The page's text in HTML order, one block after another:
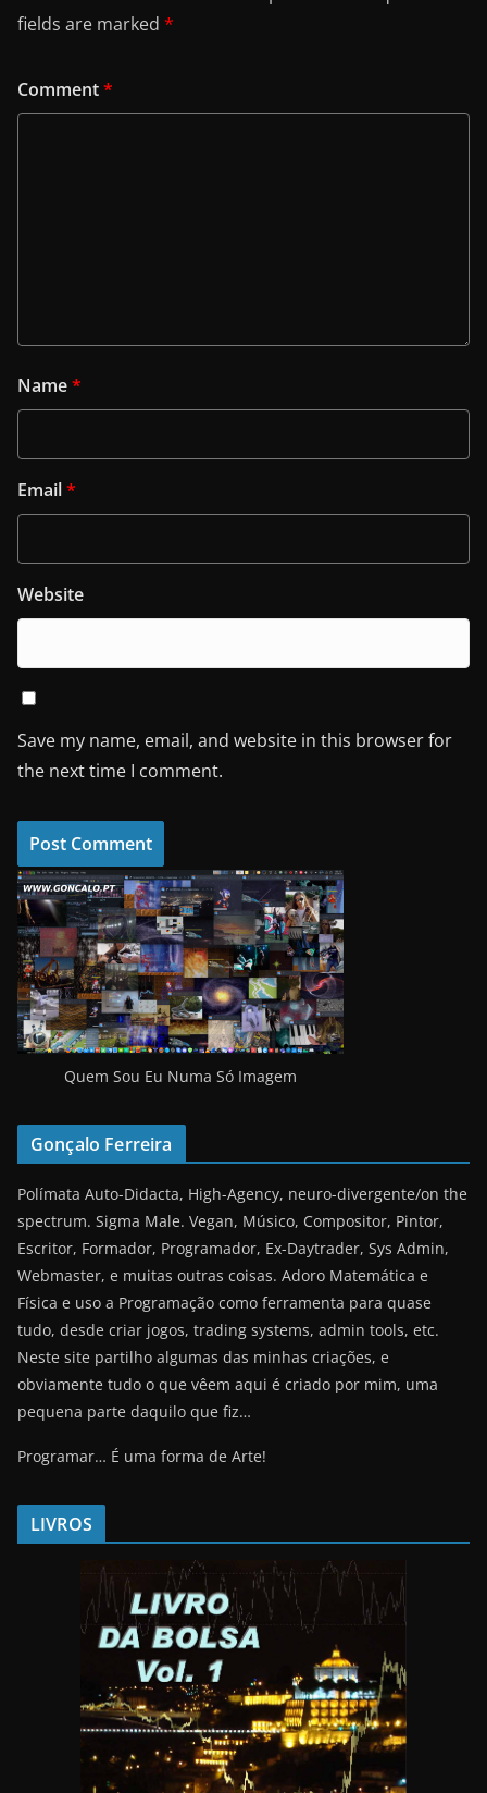
fields are marked *
Comment*
Name*
Email*
Website
Save my name, email, and website in this browser for
the next time I comment.
Quem Sou Eu Numa Só Imagem
Gonçalo Ferreira
Polímata Auto-Didacta, High-Agency, neuro-divergente/on the
spectrum. Sigma Male. Vegan, Músico, Compositor, Pintor,
Escritor, Formador, Programador, Ex-Daytrader, Sys Admin,
Webmaster, e muitas outras coisas. Adoro Matemática e
Física e uso a Programação como ferramenta para quase
tudo, desde criar jogos, trading systems, admin tools, etc.
Neste site partilho algumas das minhas criações, e
obviamente tudo o que vêem aqui é criado por mim, uma
pequena parte daquilo que fiz…
Programar… É uma forma de Arte!
LIVROS